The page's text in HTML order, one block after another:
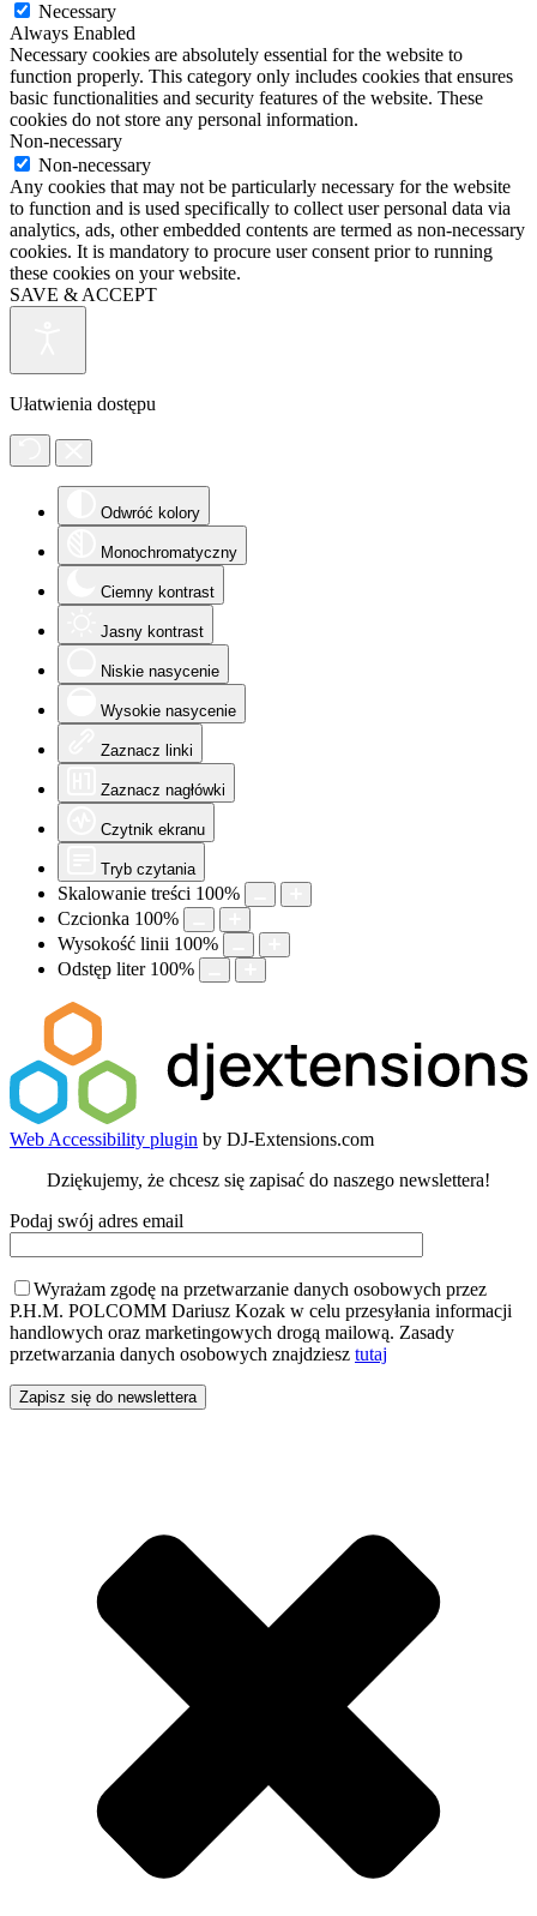
Necessary
Always Enabled
Necessary cookies are absolutely essential for the website to
function properly. This category only includes cookies that ensures
basic functionalities and security features of the website. These
cookies do not store any personal information.
Non-necessary
Non-necessary
Any cookies that may not be particularly necessary for the website
to function and is used specifically to collect user personal data via
analytics, ads, other embedded contents are termed as non-necessary
cookies. It is mandatory to procure user consent prior to running
these cookies on your website.
SAVE & ACCEPT
Ułatwienia dostępu
Odwróć kolory
Monochromatyczny
Ciemny kontrast
Jasny kontrast
Niskie nasycenie
Wysokie nasycenie
Zaznacz linki
Zaznacz nagłówki
Czytnik ekranu
Tryb czytania
Skalowanie treści 100%
Czcionka 100%
Wysokość linii 100%
Odstęp liter 100%
Web Accessibility plugin by DJ-Extensions.com
Dziękujemy, że chcesz się zapisać do naszego newslettera!
Podaj swój adres email
Wyrażam zgodę na przetwarzanie danych osobowych przez
P.H.M. POLCOMM Dariusz Kozak w celu przesyłania informacji
handlowych oraz marketingowych drogą mailową. Zasady
przetwarzania danych osobowych znajdziesz tutaj